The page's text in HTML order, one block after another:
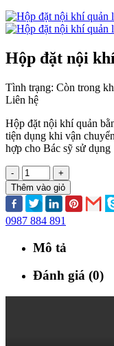
Hộp đặt nội
Tình trạng: Còn trong
Liên hệ
Hộp đặt nội khí quản
tiện dụng khi vận
hợp cho Bác sỹ sử dụng
-
+
Thêm vào giỏ
0987 884 891
Mô tả
Đánh giá (0)